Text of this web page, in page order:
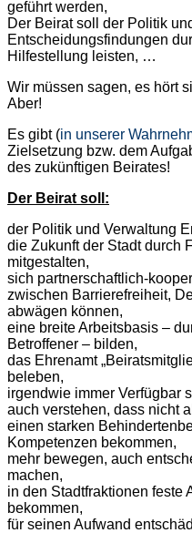
geführt werden,
Der Beirat soll der Politik
Entscheidungsfindungen
Hilfestellung leisten, …
Wir müssen sagen, es hört
Aber!
Es gibt (in unserer
Zielsetzung bzw. dem
des zukünftigen Beirates!
Der Beirat soll:
der Politik und Verwaltung
die Zukunft der Stadt durch
mitgestalten,
sich partnerschaftlich-
zwischen Barrierefreiheit,
abwägen können,
eine breite Arbeitsbasis –
Betroffener – bilden,
das Ehrenamt
beleben,
irgendwie immer Verfügbar
auch verstehen, dass nicht
einen starken
Kompetenzen bekommen,
mehr bewegen, auch
machen,
in den Stadtfraktionen feste
bekommen,
für seinen Aufwand